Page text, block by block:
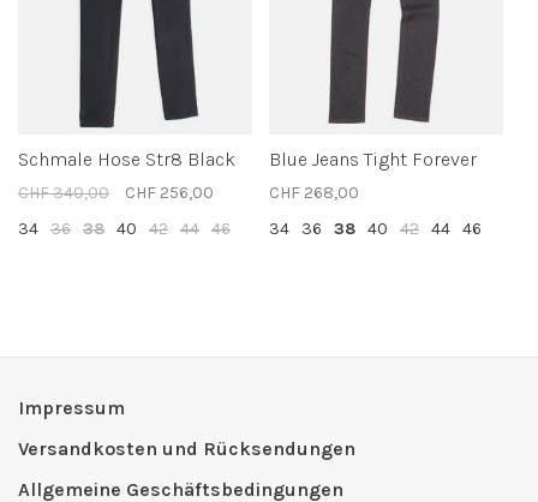
Schmale Hose Str8 Black
CHF 340,00
CHF 256,00
34 36 38 40 42 44 46
Blue Jeans Tight Forever
CHF 268,00
34
36 38 40 42 44 46
Impressum
Versandkosten und Rücksendungen
Allgemeine Geschäftsbedingungen